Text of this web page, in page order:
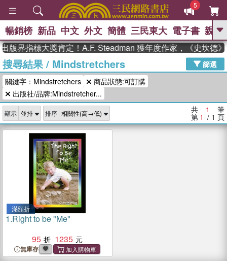
5
GO
熱搜： 東野圭吾 高希均教授回憶錄
、 The Odyssey 、 父親節 、 如果歷
史是一群喵 、
獎 臺灣漫遊錄
登輝時代 、 數學女孩：黎曼猜想 、
偉大的迷走神經
暢銷榜 新品 中文 外文 簡體 三民東大 電子書 親子
版界指標大獎肯定！A.F. Steadman 獲年度作家，《史坎德
搜尋結果/ Mindstretchers
篩選
關鍵字：Mindstretchers
商品狀態:可訂購
出版社/品牌:Mindstretcher...
顯示 排序 共 1 筆
第 1 / 1 頁
滿額折
1.Right to be "Me"
95
1235
無庫存